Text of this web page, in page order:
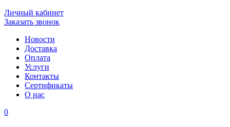
Личный кабинет
Заказать звонок
Новости
Доставка
Оплата
Услуги
Контакты
Cертификаты
О нас
0